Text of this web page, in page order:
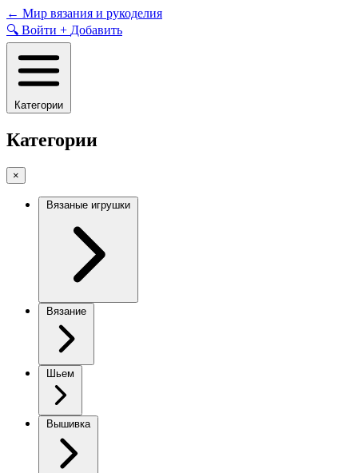
Skip
to
content
← Мир вязания и рукоделия
🔍 Войти + Добавить
Категории
Категории
×
Вязаные игрушки
Вязание
Шьем
Вышивка